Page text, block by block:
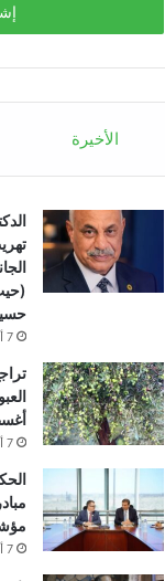
الأخيرة
7 أغسطس، 2026
7 أغسطس، 2026
7 أغسطس، 2026